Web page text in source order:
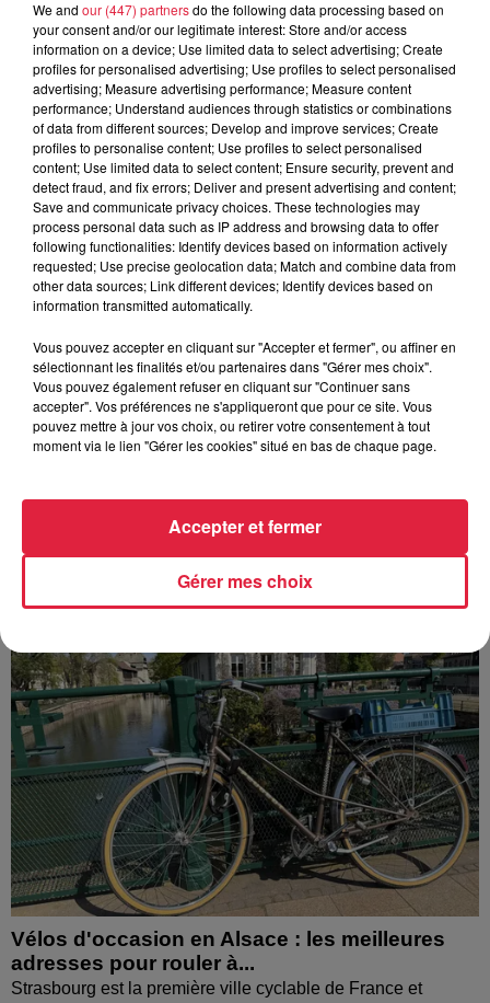
À découvrir également
Europa-Park : des précisons sur l’après Euro-
désormais à disparaître du paysage du parc...
Vélos d'occasion en Alsace : les meilleures
adresses pour rouler à...
Strasbourg est la première ville cyclable de France et
We and our (447) partnersdo the following data processing based on
your consent and/or our legitimate interest: Store and/or access
information on a device; Use limited data to select advertising; Create
profiles for personalised advertising; Use profiles to select personalised
advertising; Measure advertising performance; Measure content
performance; Understand audiences through statistics or combinations
of data from different sources; Develop and improve services; Create
profiles to personalise content; Use profiles to select personalised
content; Use limited data to select content; Ensure security, prevent and
detect fraud, and fix errors; Deliver and present advertising and content;
Save and communicate privacy choices. These technologies may
process personal data such as IP address and browsing data to offer
following functionalities: Identify devices based on information actively
requested; Use precise geolocation data; Match and combine data from
other data sources; Link different devices; Identify devices based on
information transmitted automatically.
Vous pouvez accepter en cliquant sur "Accepter et fermer", ou affiner en
sélectionnant les finalités et/ou partenaires dans "Gérer mes choix".
Vous pouvez également refuser en cliquant sur "Continuer sans
accepter". Vos préférences ne s'appliqueront que pour ce site. Vous
pouvez mettre à jour vos choix, ou retirer votre consentement à tout
moment via le lien "Gérer les cookies" situé en bas de chaque page.
Gérer mes choix
Accepter et fermer